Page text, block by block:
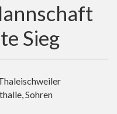
Sieg
Sohren